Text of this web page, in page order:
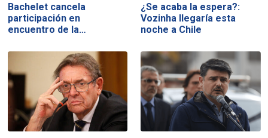
Bachelet cancela
participación en
encuentro de la…
¿Se acaba la espera?:
Vozinha llegaría esta
noche a Chile